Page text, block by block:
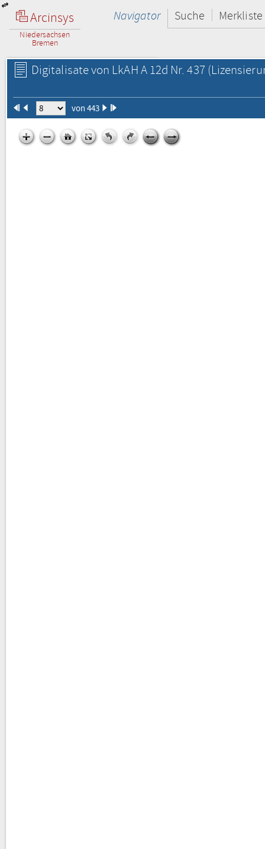
Arcinsys
Niedersachsen
Bremen
Navigator Suche Merkliste
Digitalisate von LkAH A 12d Nr. 437
von 443